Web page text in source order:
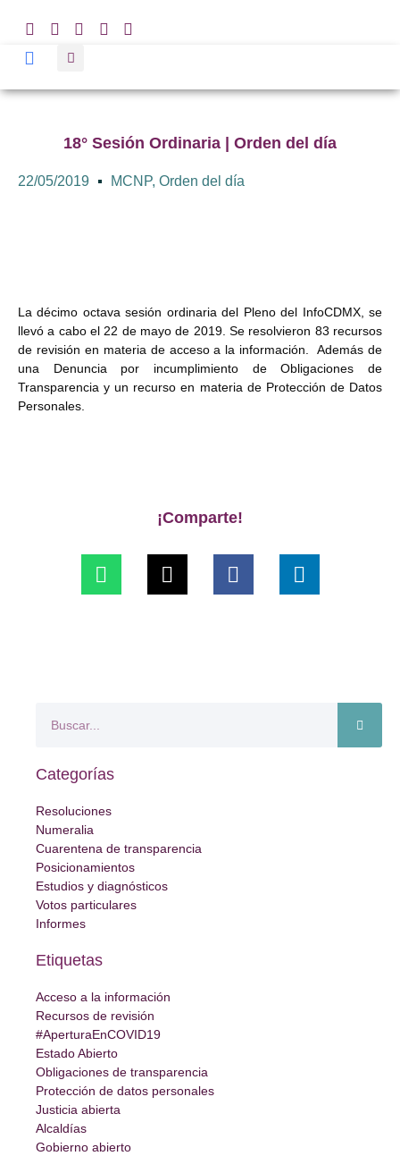
18° Sesión Ordinaria | Orden del día
22/05/2019 MCNP, Orden del día
La décimo octava sesión ordinaria del Pleno del InfoCDMX, se
llevó a cabo el 22 de mayo de 2019. Se resolvieron 83 recursos
de revisión en materia de acceso a la información. Además de
una Denuncia por incumplimiento de Obligaciones de
Transparencia y un recurso en materia de Protección de Datos
Personales.
¡Comparte!
Categorías
Resoluciones
Numeralia
Cuarentena de transparencia
Posicionamientos
Estudios y diagnósticos
Votos particulares
Informes
Etiquetas
Acceso a la información
Recursos de revisión
#AperturaEnCOVID19
Estado Abierto
Obligaciones de transparencia
Protección de datos personales
Justicia abierta
Alcaldías
Gobierno abierto